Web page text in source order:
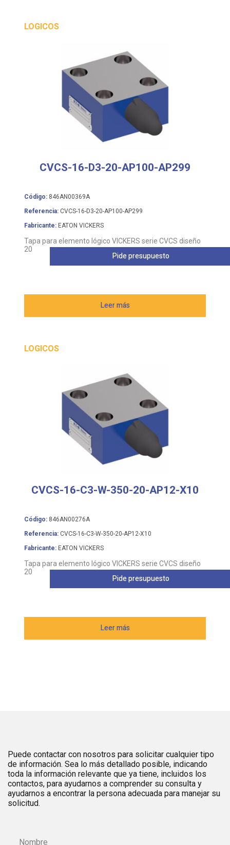
LOGICOS
CVCS-16-D3-20-AP100-AP299
Código: 846AN00369A
Referencia: CVCS-16-D3-20-AP100-AP299
Fabricante: EATON VICKERS
Tapa para elemento lógico VICKERS serie CVCS diseño
20
Leer más
Pide presupuesto
LOGICOS
CVCS-16-C3-W-350-20-AP12-X10
Código: 846AN00276A
Referencia: CVCS-16-C3-W-350-20-AP12-X10
Fabricante: EATON VICKERS
Tapa para elemento lógico VICKERS serie CVCS diseño
20
Leer más
Pide presupuesto
Puede contactar con nosotros para solicitar cualquier tipo
de información. Sea lo más detallado posible, indicando
toda la información relevante que ya tiene, incluidos los
contactos, para ayudarnos a comprender su consulta y
ayudarnos a encontrar la persona adecuada para manejar su
solicitud.